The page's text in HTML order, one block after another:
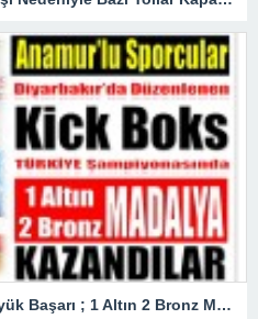
Anamur’lu Sporculardan Büyük Başarı ; 1 Altın 2 Bronz Madalya Kazandılar